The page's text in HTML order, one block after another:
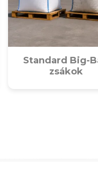
Standard Big-
zsákok